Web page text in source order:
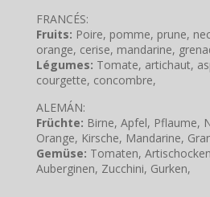
FRANCÉS:
Fruits: Poire, pomme, prune,
orange, cerise, mandarine,
Légumes: Tomate, artichaut,
courgette, concombre,
ALEMÁN:
Früchte: Birne, Apfel, Pflaume,
Orange, Kirsche, Mandarine,
Gemüse: Tomaten,
Auberginen, Zucchini, Gurken,